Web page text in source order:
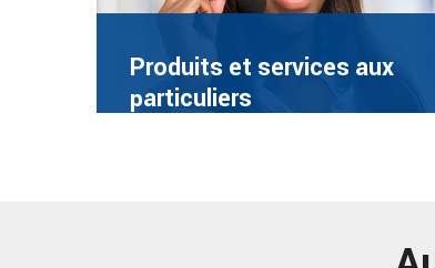
Produits et services aux
particuliers